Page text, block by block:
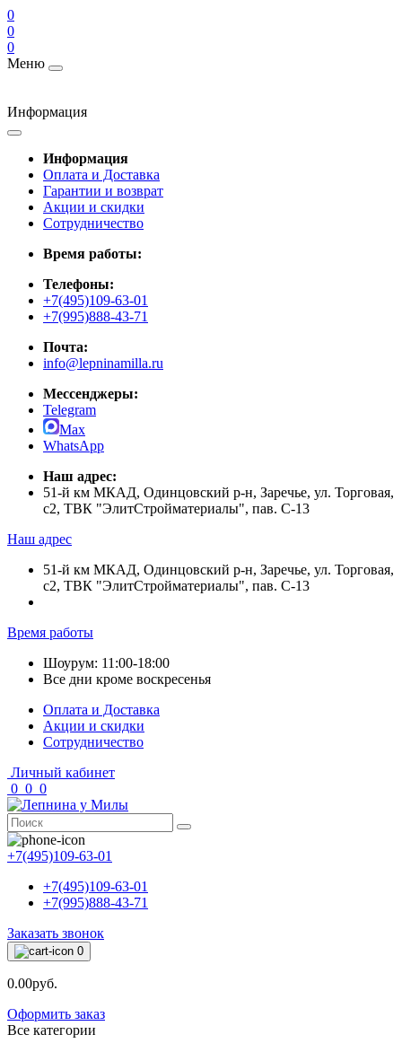
0
0
0
Меню
Информация
Информация
Оплата и Доставка
Гарантии и возврат
Акции и скидки
Cотрудничество
Время работы:
Телефоны:
+7(495)109-63-01
+7(995)888-43-71
Почта:
info@lepninamilla.ru
Мессенджеры:
Telegram
Max
WhatsApp
Наш адрес:
51-й км МКАД, Одинцовский р-н, Заречье, ул. Торговая,
с2, ТВК "ЭлитСтройматериалы", пав. С-13
Наш адрес
51-й км МКАД, Одинцовский р-н, Заречье, ул. Торговая,
с2, ТВК "ЭлитСтройматериалы", пав. С-13
Время работы
Шоурум: 11:00-18:00
Все дни кроме воскресенья
Оплата и Доставка
Акции и скидки
Cотрудничество
Личный кабинет
0 0 0
+7(495)109-63-01
+7(495)109-63-01
+7(995)888-43-71
Заказать звонок
0
0.00руб.
Оформить заказ
Все категории